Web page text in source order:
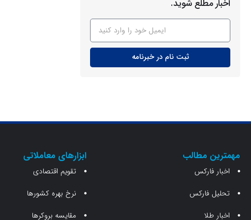
اخبار مطلع شوید.
ثبت نام در خبرنامه
مهمترین مطالب
اخبار فارکس
تحلیل فارکس
اخبار طلا
ابزارهای معاملاتی
تقویم اقتصادی
نرخ بهره کشورها
مقایسه بروکرها